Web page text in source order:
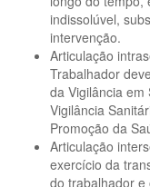
indissolúvel,
intervenção.
Articulação
Trabalhador
da Vigilância em
Vigilância
Promoção da
Articulação
exercício da
do trabalhador e